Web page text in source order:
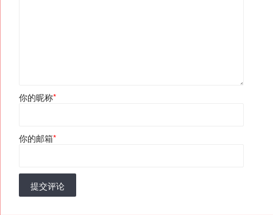
你的昵称*
你的邮箱*
提交评论